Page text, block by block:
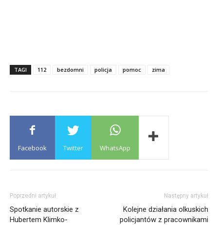
TAGI 112 bezdomni policja pomoc zima
Facebook Twitter WhatsApp
Poprzedni artykuł
Spotkanie autorskie z
Hubertem Klimko-
Następny artykuł
Kolejne działania olkuskich
policjantów z pracownikami